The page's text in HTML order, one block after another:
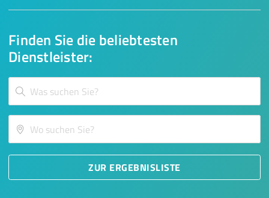
Finden Sie die beliebtesten
Dienstleister:
ZUR ERGEBNISLISTE